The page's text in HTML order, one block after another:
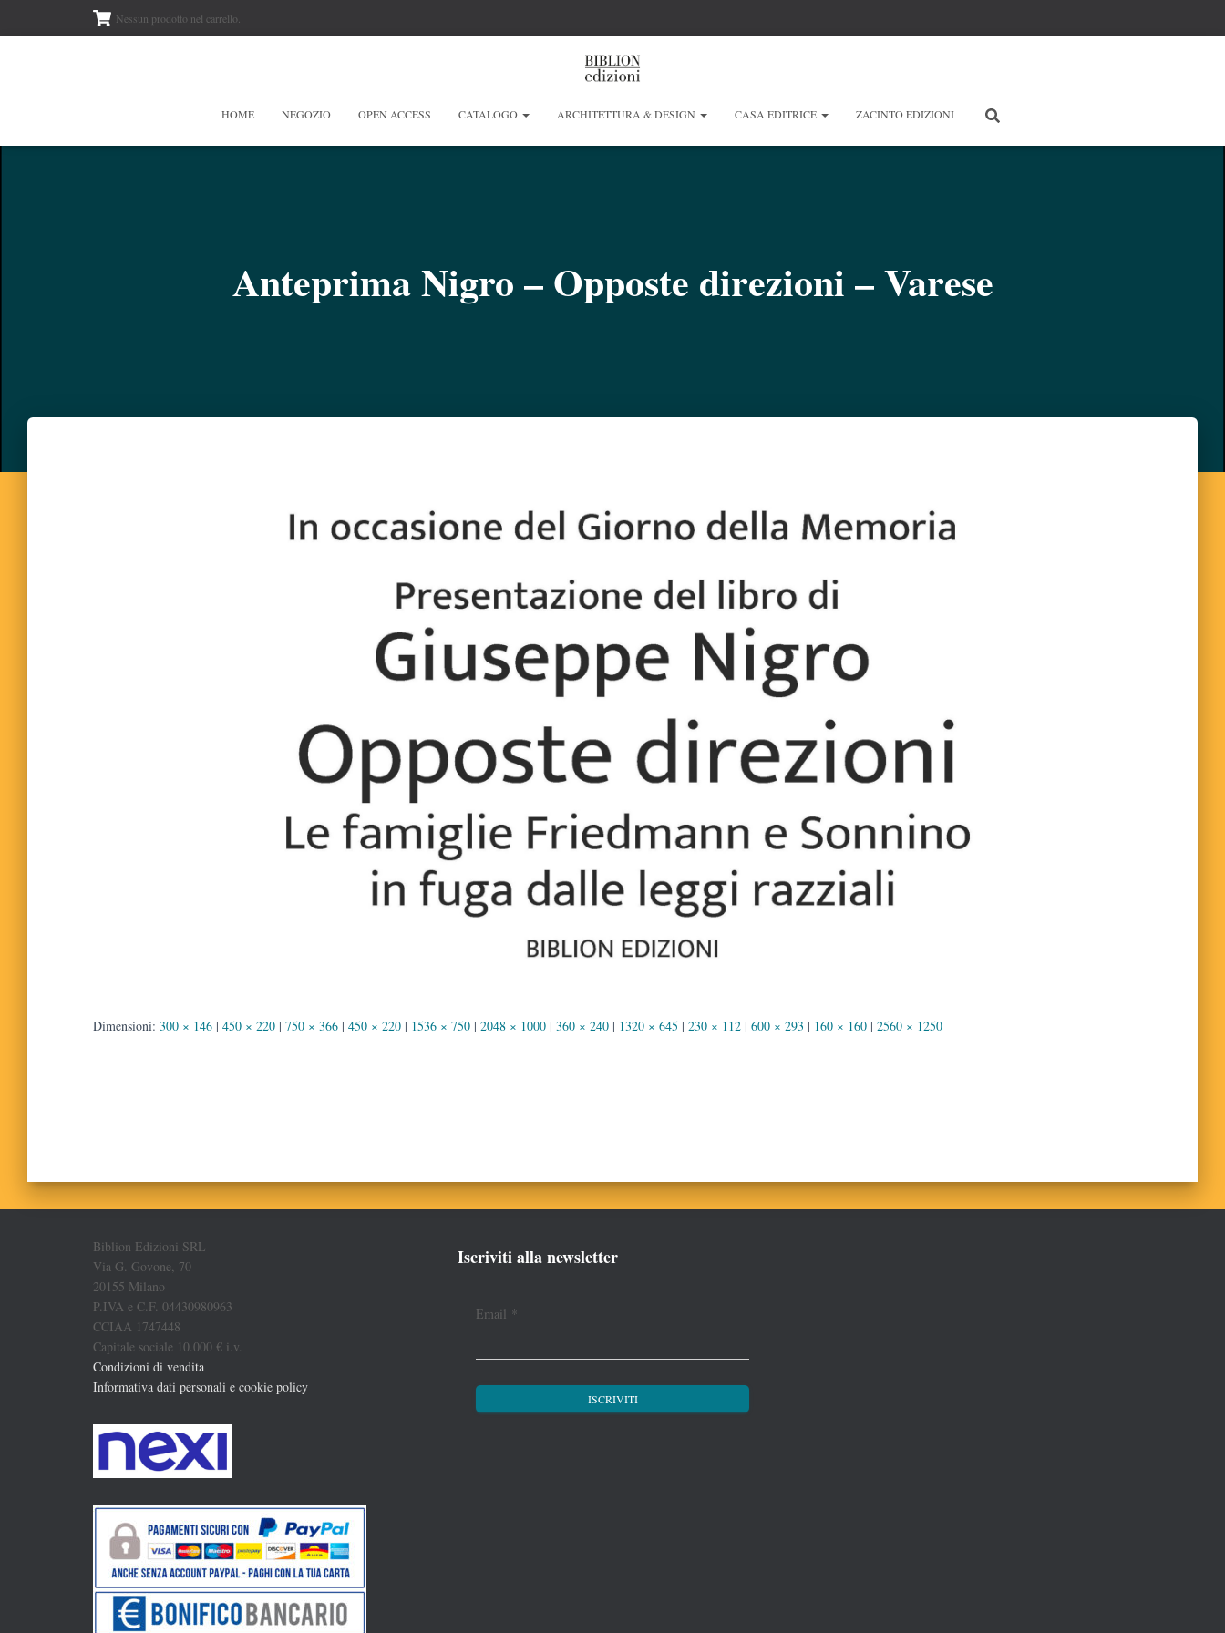
Nessun prodotto nel carrello.
HOME NEGOZIO OPEN ACCESS CATALOGO ARCHITETTURA & DESIGN CASA EDITRICE ZACINTO EDIZIONI
Anteprima Nigro – Opposte direzioni – Varese
Dimensioni: 300 × 146 | 450 × 220 | 750 × 366 | 450 × 220 | 1536 × 750 | 2048 × 1000 | 360 × 240 | 1320 × 645 | 230 × 112 | 600 × 293 | 160 × 160 | 2560 × 1250
Biblion Edizioni SRL
Via G. Govone, 70
20155 Milano
P.IVA e C.F. 04430980963
CCIAA 1747448
Capitale sociale 10.000 € i.v.
Condizioni di vendita
Informativa dati personali e cookie policy
Iscriviti alla newsletter
Email *